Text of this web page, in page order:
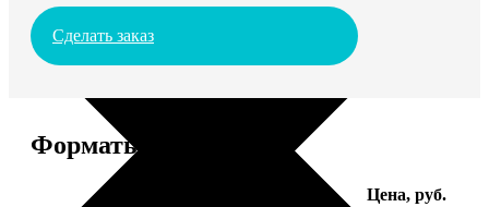
Сделать заказ
Форматы и цены
Цена, руб.